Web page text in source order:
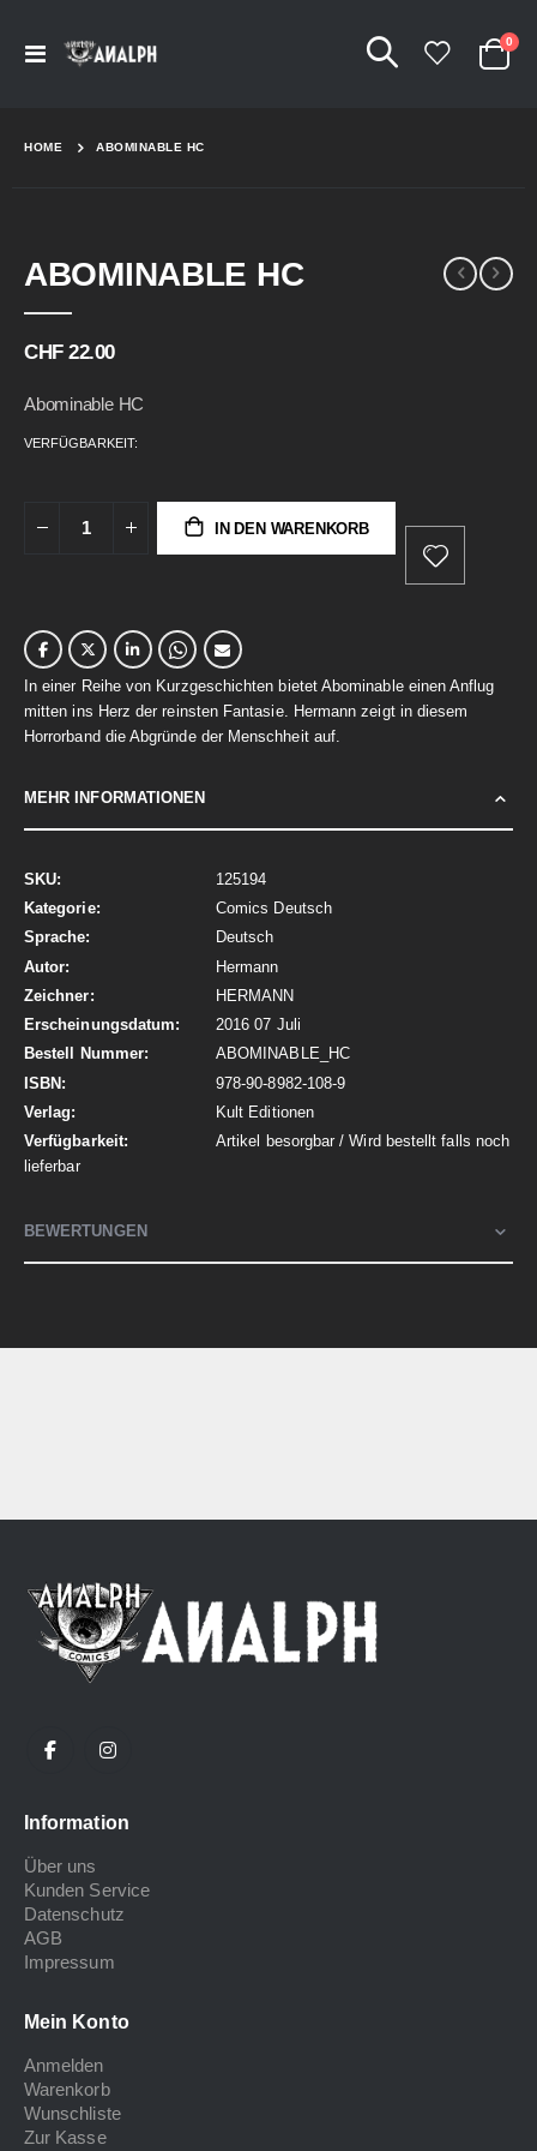
Navigation
Cart
0
HOME ABOMINABLE HC
ABOMINABLE HC
CHF 22.00
Abominable HC
VERFÜGBARKEIT:
IN DEN WARENKORB
In einer Reihe von Kurzgeschichten bietet Abominable einen Anflug
mitten ins Herz der reinsten Fantasie. Hermann zeigt in diesem
Horrorband die Abgründe der Menschheit auf.
MEHR INFORMATIONEN
Mehr
Informationen
125194
Comics Deutsch
Deutsch
Hermann
HERMANN
2016 07 Juli
ABOMINABLE_HC
978-90-8982-108-9
Kult Editionen
Artikel besorgbar / Wird bestellt falls noch
lieferbar
BEWERTUNGEN
to
the
end
of
to
the
beginning
of
Information
Über uns
Kunden Service
Datenschutz
AGB
Impressum
Mein Konto
Anmelden
Warenkorb
Wunschliste
Zur Kasse